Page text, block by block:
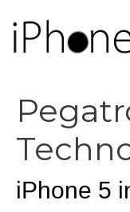
contenuto
iPhone 5